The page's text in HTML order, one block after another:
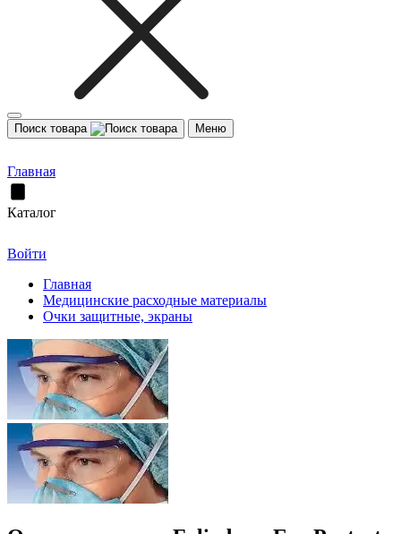
Поиск товара Меню
Главная
Каталог
Войти
Главная
Медицинские расходные материалы
Очки защитные, экраны